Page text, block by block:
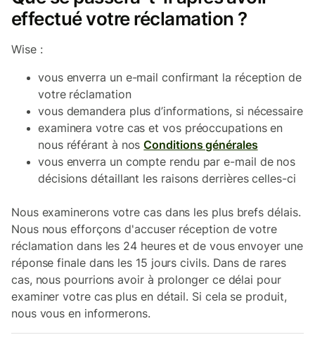
effectué votre réclamation ?
Wise :
vous enverra un e-mail confirmant la réception de
votre réclamation
vous demandera plus d’informations, si nécessaire
examinera votre cas et vos préoccupations en
nous référant à nosConditions générales
vous enverra un compte rendu par e-mail de nos
décisions détaillant les raisons derrières celles-ci
Nous examinerons votre cas dans les plus brefs délais.
Nous nous efforçons d'accuser réception de votre
réclamation dans les 24 heures et de vous envoyer une
réponse finale dans les 15 jours civils. Dans de rares
cas, nous pourrions avoir à prolonger ce délai pour
examiner votre cas plus en détail. Si cela se produit,
nous vous en informerons.